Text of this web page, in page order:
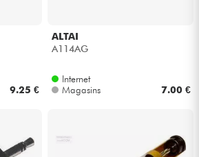
9.25 €
ALTAI
A114AG
Internet
Magasins
7.00 €